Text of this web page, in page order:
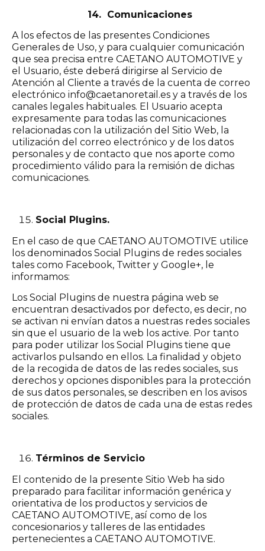
14. Comunicaciones
A los efectos de las presentes Condiciones
Generales de Uso, y para cualquier comunicación
que sea precisa entre CAETANO AUTOMOTIVE y
el Usuario, éste deberá dirigirse al Servicio de
Atención al Cliente a través de la cuenta de correo
electrónico info@caetanoretail.es y a través de los
canales legales habituales. El Usuario acepta
expresamente para todas las comunicaciones
relacionadas con la utilización del Sitio Web, la
utilización del correo electrónico y de los datos
personales y de contacto que nos aporte como
procedimiento válido para la remisión de dichas
comunicaciones.
Social Plugins.
En el caso de que CAETANO AUTOMOTIVE utilice
los denominados Social Plugins de redes sociales
tales como Facebook, Twitter y Google+, le
informamos:
Los Social Plugins de nuestra página web se
encuentran desactivados por defecto, es decir, no
se activan ni envían datos a nuestras redes sociales
sin que el usuario de la web los active. Por tanto
para poder utilizar los Social Plugins tiene que
activarlos pulsando en ellos. La finalidad y objeto
de la recogida de datos de las redes sociales, sus
derechos y opciones disponibles para la protección
de sus datos personales, se describen en los avisos
de protección de datos de cada una de estas redes
sociales.
Términos de Servicio
El contenido de la presente Sitio Web ha sido
preparado para facilitar información genérica y
orientativa de los productos y servicios de
CAETANO AUTOMOTIVE, así como de los
concesionarios y talleres de las entidades
pertenecientes a CAETANO AUTOMOTIVE.